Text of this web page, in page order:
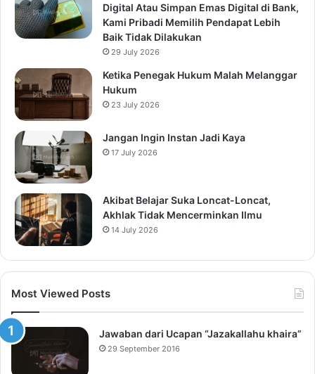
Digital Atau Simpan Emas Digital di Bank,
Kami Pribadi Memilih Pendapat Lebih
Baik Tidak Dilakukan
29 July 2026
Ketika Penegak Hukum Malah Melanggar
Hukum
23 July 2026
Jangan Ingin Instan Jadi Kaya
17 July 2026
Akibat Belajar Suka Loncat-Loncat,
Akhlak Tidak Mencerminkan Ilmu
14 July 2026
Most Viewed Posts
Jawaban dari Ucapan “Jazakallahu khaira”
29 September 2016